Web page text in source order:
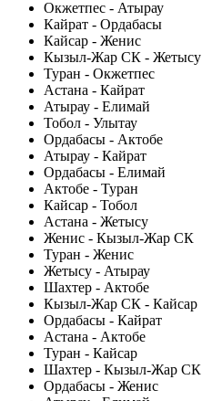
Окжетпес - Атырау
Кайрат - Ордабасы
Кайсар - Женис
Кызыл-Жар СК - Жетысу
Туран - Окжетпес
Астана - Кайрат
Атырау - Елимай
Тобол - Улытау
Ордабасы - Актобе
Атырау - Кайрат
Ордабасы - Елимай
Актобе - Туран
Кайсар - Тобол
Астана - Жетысу
Женис - Кызыл-Жар СК
Туран - Женис
Жетысу - Атырау
Шахтер - Актобе
Кызыл-Жар СК - Кайсар
Ордабасы - Кайрат
Астана - Актобе
Туран - Кайсар
Шахтер - Кызыл-Жар СК
Ордабасы - Женис